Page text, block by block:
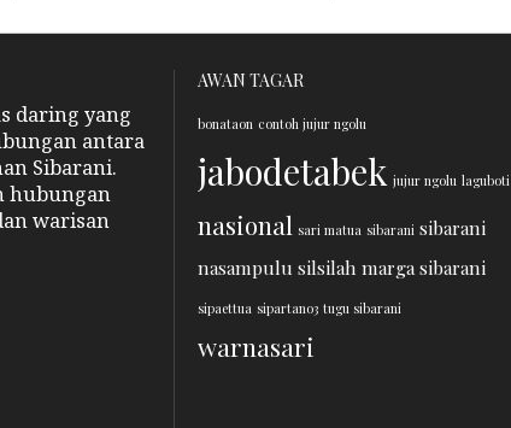
daring yang
antara
Sibarani.
hubungan
warisan
AWAN TAGAR
bonataon contoh jujur ngolu
jabodetabek jujur ngolu laguboti
nasional sari matua sibarani sibarani
nasampulu silsilah marga sibarani
sipaettua sipartano3 tugu sibarani
warnasari